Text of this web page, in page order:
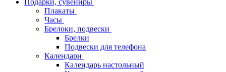
Подарки, сувениры
Плакаты
Часы
Брелоки, подвески
Брелки
Подвески для телефона
Календари
Календарь настольный